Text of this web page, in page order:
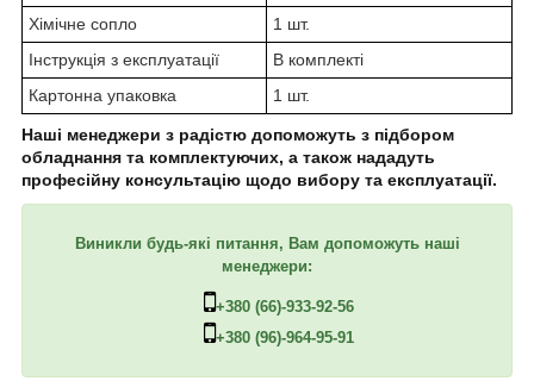
Хімічне сопло
1 шт.
Інструкція з експлуатації
В комплекті
Картонна упаковка
1 шт.
Наші менеджери з радістю допоможуть з підбором
обладнання та комплектуючих, а також нададуть
професійну консультацію щодо вибору та експлуатації.
Виникли будь-які питання, Вам допоможуть наші
менеджери:
+380 (66)-933-92-56
+380 (96)-964-95-91